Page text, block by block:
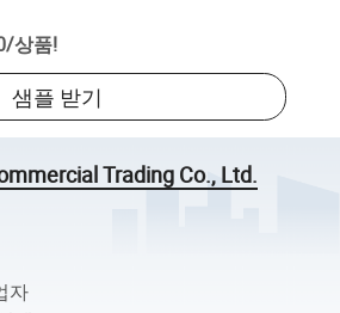
/상품!
샘플 받기
Trading Co., Ltd.
자